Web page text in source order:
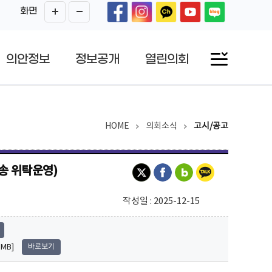
화면
의안정보 정보공개 열린의회
HOME 의회소식 고시/공고
위탁운영)
작성일 : 2025-12-15
바로보기